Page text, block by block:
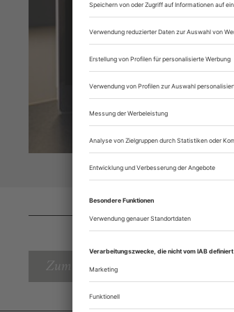
Zum Inhaltsverzeichnis